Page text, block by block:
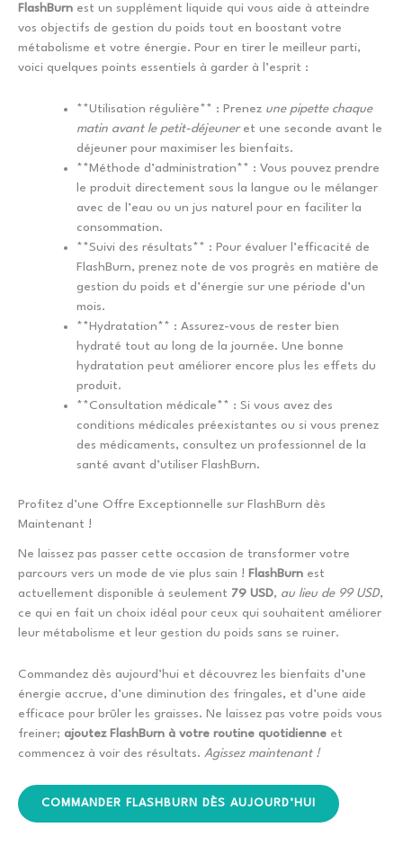
FlashBurn est un supplément liquide qui vous aide à atteindre
vos objectifs de gestion du poids tout en boostant votre
métabolisme et votre énergie. Pour en tirer le meilleur parti,
voici quelques points essentiels à garder à l’esprit :
**Utilisation régulière** : Prenez une pipette chaque
matin avant le petit-déjeuneret une seconde avant le
déjeuner pour maximiser les bienfaits.
**Méthode d’administration** : Vous pouvez prendre
le produit directement sous la langue ou le mélanger
avec de l’eau ou un jus naturel pour en faciliter la
consommation.
**Suivi des résultats** : Pour évaluer l’efficacité de
FlashBurn, prenez note de vos progrès en matière de
gestion du poids et d’énergie sur une période d’un
mois.
**Hydratation** : Assurez-vous de rester bien
hydraté tout au long de la journée. Une bonne
hydratation peut améliorer encore plus les effets du
produit.
**Consultation médicale** : Si vous avez des
conditions médicales préexistantes ou si vous prenez
des médicaments, consultez un professionnel de la
santé avant d’utiliser FlashBurn.
Profitez d’une Offre Exceptionnelle sur FlashBurn dès
Maintenant !
Ne laissez pas passer cette occasion de transformer votre
parcours vers un mode de vie plus sain ! FlashBurn est
actuellement disponible à seulement 79 USD, au lieu de 99 USD,
ce qui en fait un choix idéal pour ceux qui souhaitent améliorer
leur métabolisme et leur gestion du poids sans se ruiner.
Commandez dès aujourd’hui et découvrez les bienfaits d’une
énergie accrue, d’une diminution des fringales, et d’une aide
efficace pour brûler les graisses. Ne laissez pas votre poids vous
freiner; ajoutez FlashBurn à votre routine quotidienne et
commencez à voir des résultats. Agissez maintenant !
COMMANDER FLASHBURN DÈS AUJOURD’HUI